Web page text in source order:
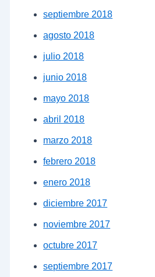
septiembre 2018
agosto 2018
julio 2018
junio 2018
mayo 2018
abril 2018
marzo 2018
febrero 2018
enero 2018
diciembre 2017
noviembre 2017
octubre 2017
septiembre 2017